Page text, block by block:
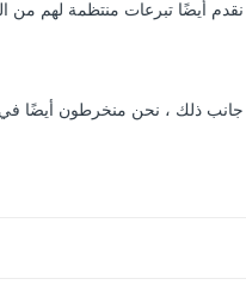
أيضًا تبرعات منتظمة لهم من